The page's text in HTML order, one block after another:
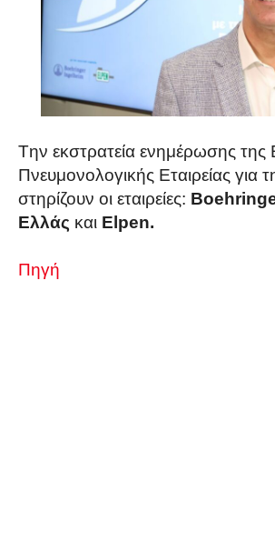
Tην εκστρατεία ενημέρωσης της
Πνευμονολογικής Εταιρείας για
στηρίζουν οι εταιρείες:
Ελλάς και Elpen.
Πηγή